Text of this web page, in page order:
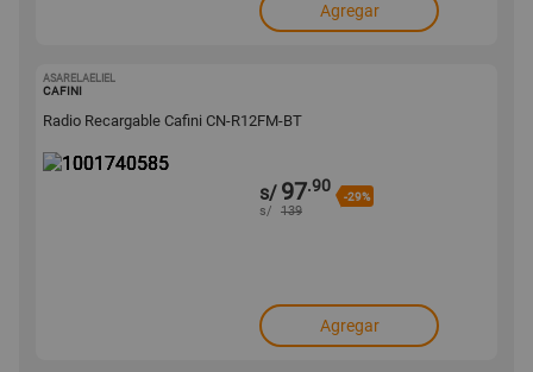
Agregar
ASARELAELIEL
CAFINI
Radio Recargable Cafini CN-R12FM-BT
s/ 97.90
-29%
s/ 139
Agregar